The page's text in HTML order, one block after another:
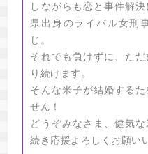
しながらも恋と事件解
県出身のライバル女刑
じ。
それでも負けずに、た
り続けます。
そんな米子が結婚する
せん！
どうぞみなさま、健気
続き応援よろしくお願い